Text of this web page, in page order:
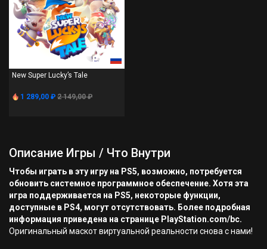
PS4
New Super Lucky’s Tale
1 289,00 ₽ 2 149,00 ₽
Описание Игры / Что Внутри
Чтобы играть в эту игру на PS5, возможно, потребуется
обновить системное программное обеспечение. Хотя эта
игра поддерживается на PS5, некоторые функции,
доступные в PS4, могут отсутствовать. Более подробная
информация приведена на странице PlayStation.com/bc.
Оригинальный маскот виртуальной реальности снова с нами!